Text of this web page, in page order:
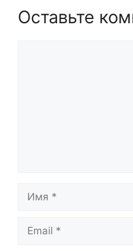
Оставьте
Имя
Email